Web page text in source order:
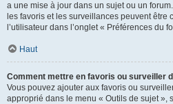
a une mise à jour dans un sujet ou un
les favoris et les surveillances peuvent
l’utilisateur dans l’onglet « Préférences du
Haut
Comment mettre en favoris ou surveiller
Vous pouvez ajouter aux favoris ou
approprié dans le menu « Outils de sujet »,